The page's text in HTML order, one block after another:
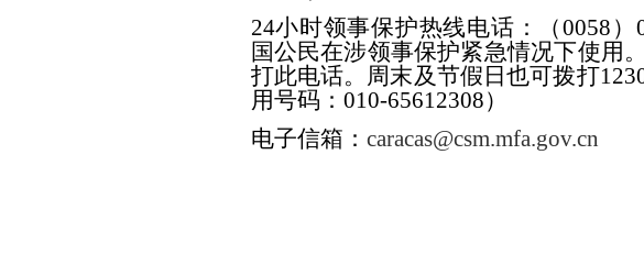
24小时领事保护热线电话： （0058 ）
国公民在涉领事保护紧急情况下使用
打此电话。周末及节假日也可拨打
用号码：010-65612308）
电子信箱： caracas@csm.mfa.gov.cn